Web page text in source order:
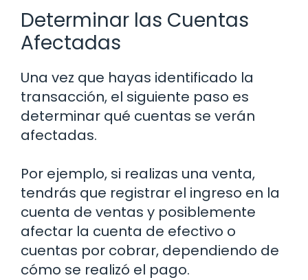
Determinar las Cuentas
Afectadas
Una vez que hayas identificado la
transacción, el siguiente paso es
determinar qué cuentas se verán
afectadas.
Por ejemplo, si realizas una venta,
tendrás que registrar el ingreso en la
cuenta de ventas y posiblemente
afectar la cuenta de efectivo o
cuentas por cobrar, dependiendo de
cómo se realizó el pago.